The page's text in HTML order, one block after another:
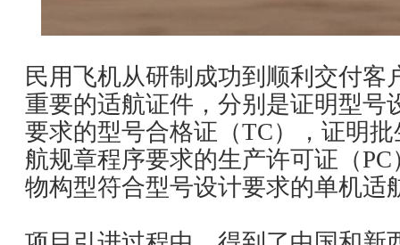
民用飞机从研制成功到顺利交付客
重要的适航证件，分别是证明型号
要求的型号合格证（TC），证明
航规章程序要求的生产许可证（
物构型符合型号设计要求的单机适